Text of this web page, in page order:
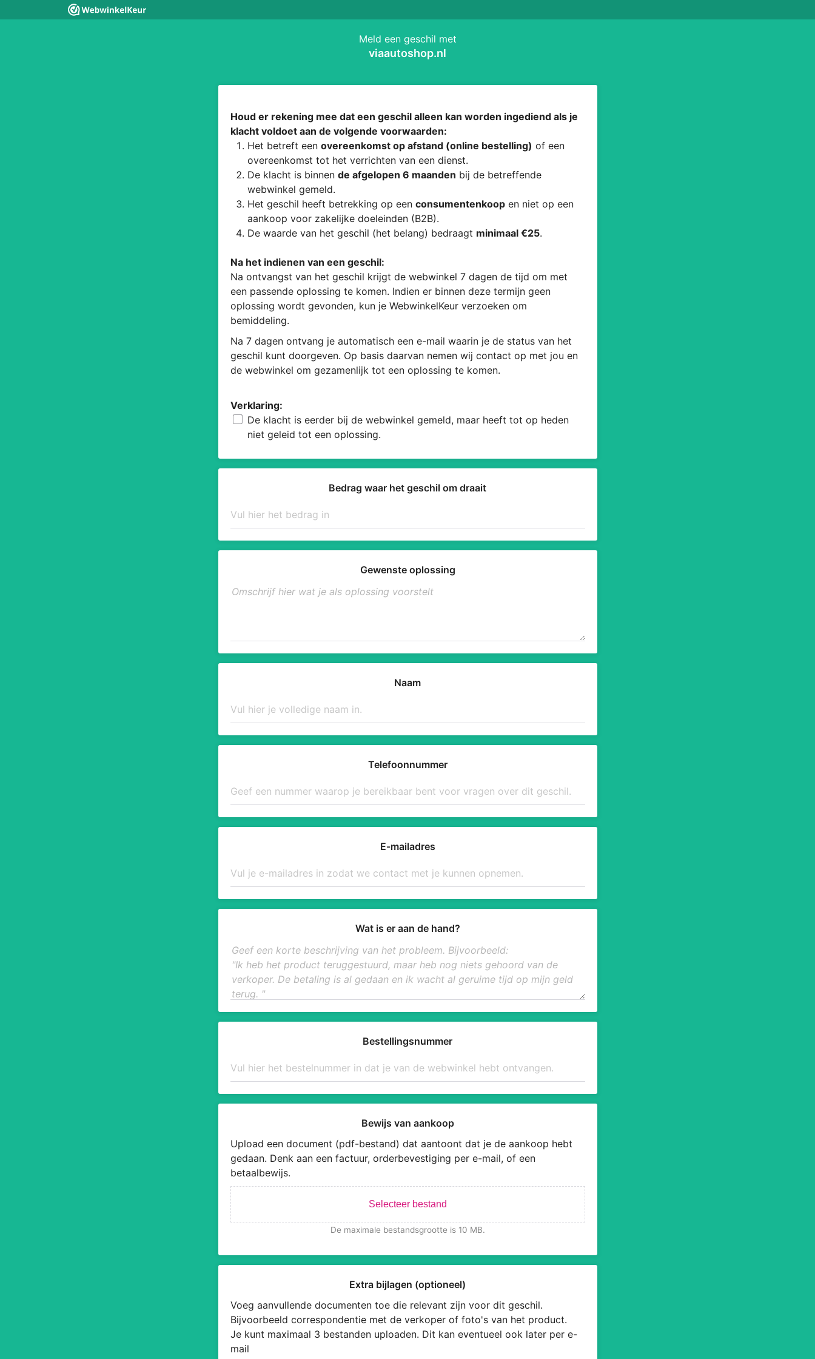
Meld een geschil met
viaautoshop.nl
Houd er rekening mee dat een geschil alleen kan worden ingediend als je
klacht voldoet aan de volgende voorwaarden:
Het betreft een overeenkomst op afstand (online bestelling) of een
overeenkomst tot het verrichten van een dienst.
De klacht is binnen de afgelopen 6 maanden bij de betreffende
webwinkel gemeld.
Het geschil heeft betrekking op een consumentenkoopen niet op een
aankoop voor zakelijke doeleinden (B2B).
De waarde van het geschil (het belang) bedraagt minimaal €25.
Na het indienen van een geschil:
Na ontvangst van het geschil krijgt de webwinkel 7 dagen de tijd om met
een passende oplossing te komen. Indien er binnen deze termijn geen
oplossing wordt gevonden, kun je WebwinkelKeur verzoeken om
bemiddeling.
Na 7 dagen ontvang je automatisch een e-mail waarin je de status van het
geschil kunt doorgeven. Op basis daarvan nemen wij contact op met jou en
de webwinkel om gezamenlijk tot een oplossing te komen.
Verklaring:
De klacht is eerder bij de webwinkel gemeld, maar heeft tot op heden
niet geleid tot een oplossing.
Bedrag waar het geschil om draait
Gewenste oplossing
Naam
Telefoonnummer
E-mailadres
Wat is er aan de hand?
Bestellingsnummer
Bewijs van aankoop
Upload een document (pdf-bestand) dat aantoont dat je de aankoop hebt
gedaan. Denk aan een factuur, orderbevestiging per e-mail, of een
betaalbewijs.
Selecteer bestand
De maximale bestandsgrootte is 10 MB.
Extra bijlagen (optioneel)
Voeg aanvullende documenten toe die relevant zijn voor dit geschil.
Bijvoorbeeld correspondentie met de verkoper of foto's van het product.
Je kunt maximaal 3 bestanden uploaden. Dit kan eventueel ook later per e-
mail